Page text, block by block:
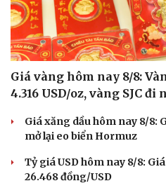
Văn hóa
Sân khấu - Điện ảnh
Văn học
Giá vàng hôm nay 8/8:
4.316 USD/oz, vàng SJC đi
Giá xăng dầu hôm nay 8/8:
mở lại eo biển Hormuz
Tỷ giá USD hôm nay 8/8:
26.468 đồng/USD